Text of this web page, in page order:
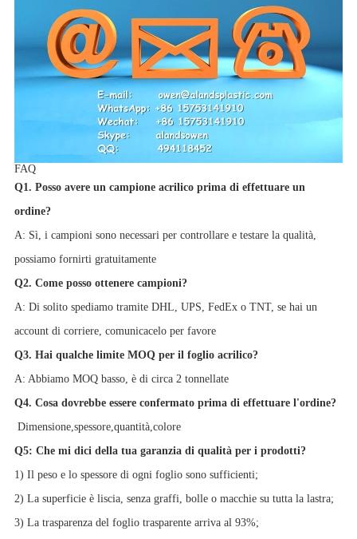
FAQ
Q1. Posso avere un campione acrilico prima di effettuare un
ordine?
A: Sì, i campioni sono necessari per controllare e testare la qualità,
possiamo fornirti gratuitamente
Q2. Come posso ottenere campioni?
A: Di solito spediamo tramite DHL, UPS, FedEx o TNT, se hai un
account di corriere, comunicacelo per favore
Q3. Hai qualche limite MOQ per il foglio acrilico?
A: Abbiamo MOQ basso, è di circa 2 tonnellate
Q4. Cosa dovrebbe essere confermato prima di effettuare l'ordine?
Dimensione, spessore, quantità, colore
Q5: Che mi dici della tua garanzia di qualità per i prodotti?
1) Il peso e lo spessore di ogni foglio sono sufficienti;
2) La superficie è liscia, senza graffi, bolle o macchie su tutta la lastra;
3) La trasparenza del foglio trasparente arriva al 93%;